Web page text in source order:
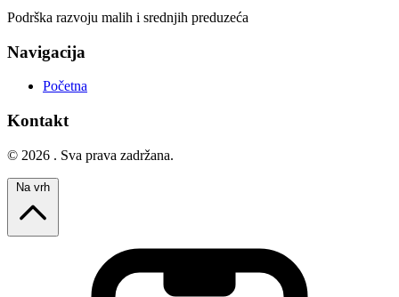
Podrška razvoju malih i srednjih preduzeća
Navigacija
Početna
Kontakt
© 2026 . Sva prava zadržana.